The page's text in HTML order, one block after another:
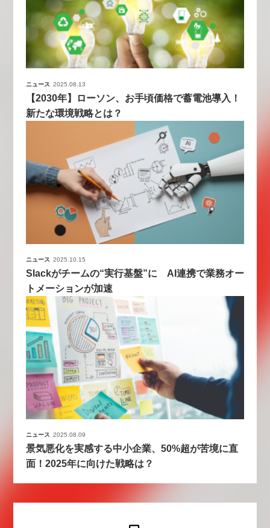
ニュース 2025.08.13
【2030年】ローソン、お手頃価格で蓄電池導入！
新たな環境戦略とは？
ニュース 2025.10.15
Slackがチームの“実行基盤”に AI連携で業務オー
トメーションが加速
ニュース 2025.08.09
景気悪化を実感する中小企業、50%超が苦境に直
面！2025年に向けた戦略は？